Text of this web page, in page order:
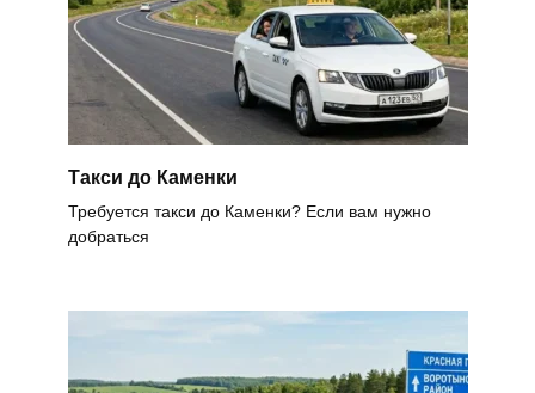
Такси до Каменки
Требуется такси до Каменки? Если вам нужно
добраться